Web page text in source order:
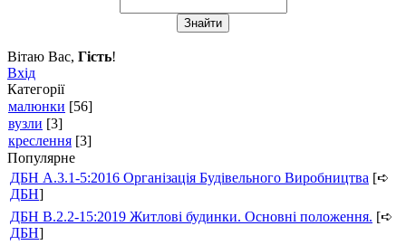
Вітаю Вас, Гість!
Вхід
Категорії
малюнки [56]
вузли [3]
креслення [3]
Популярне
ДБН А.3.1-5:2016 Організація Будівельного Виробництва [➪
ДБН]
ДБН В.2.2-15:2019 Житлові будинки. Основні положення. [➪
ДБН]